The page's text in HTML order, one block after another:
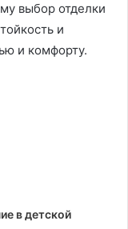
выбор отделки
и
и комфорту.
в детской